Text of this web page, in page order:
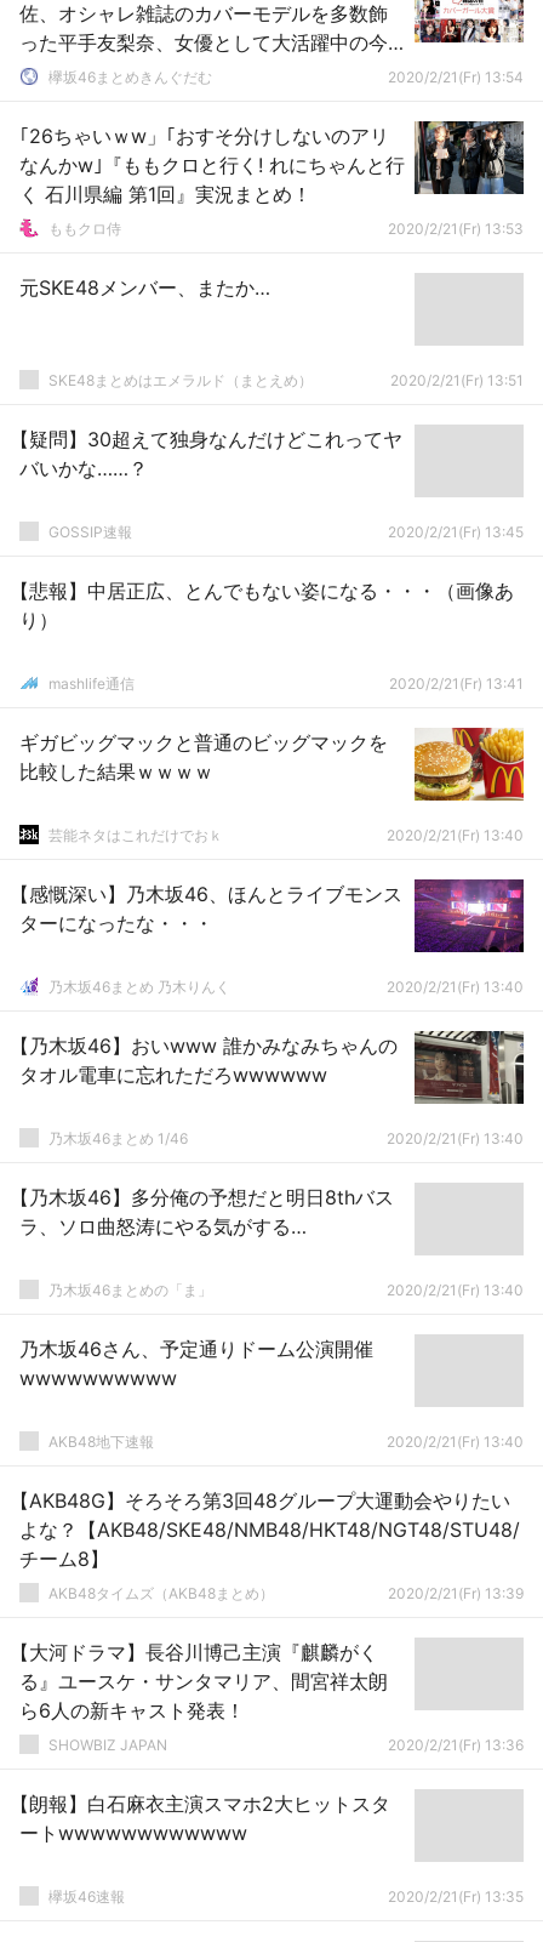
佐、オシャレ雑誌のカバーモデルを多数飾
った平手友梨奈、女優として大活躍中の今
泉佑唯がランクイン！毎年恒例『第6回カバ
欅坂46まとめきんぐだむ 2020/2/21(Fr) 13:54
｢26ちゃいｗw」｢おすそ分けしないのアリ
なんかw｣『ももクロと行く! れにちゃんと行
く 石川県編 第1回』実況まとめ！
ももクロ侍 2020/2/21(Fr) 13:53
元SKE48メンバー、またか…
SKE48まとめはエメラルド（まとえめ） 2020/2/21(Fr) 13:51
【疑問】30超えて独身なんだけどこれってヤ
バいかな……？
GOSSIP速報 2020/2/21(Fr) 13:45
【悲報】中居正広、とんでもない姿になる・・・（画像あ
り）
mashlife通信 2020/2/21(Fr) 13:41
ギガビッグマックと普通のビッグマックを
比較した結果ｗｗｗｗ
芸能ネタはこれだけでおｋ 2020/2/21(Fr) 13:40
【感慨深い】乃木坂46、ほんとライブモンス
ターになったな・・・
乃木坂46まとめ 乃木りんく 2020/2/21(Fr) 13:40
【乃木坂46】おいwww 誰かみなみちゃんの
タオル電車に忘れただろwwwwww
乃木坂46まとめ 1/46 2020/2/21(Fr) 13:40
【乃木坂46】多分俺の予想だと明日8thバス
ラ、ソロ曲怒涛にやる気がする…
乃木坂46まとめの「ま」 2020/2/21(Fr) 13:40
乃木坂46さん、予定通りドーム公演開催
wwwwwwwwww
AKB48地下速報 2020/2/21(Fr) 13:40
【AKB48G】そろそろ第3回48グループ大運動会やりたい
よな？【AKB48/SKE48/NMB48/HKT48/NGT48/STU48/
チーム8】
AKB48タイムズ（AKB48まとめ） 2020/2/21(Fr) 13:39
【大河ドラマ】長谷川博己主演『麒麟がく
る』ユースケ・サンタマリア、間宮祥太朗
ら6人の新キャスト発表！
SHOWBIZ JAPAN 2020/2/21(Fr) 13:36
【朗報】白石麻衣主演スマホ2大ヒットスタ
ートwwwwwwwwwwww
欅坂46速報 2020/2/21(Fr) 13:35